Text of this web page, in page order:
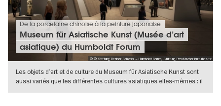
© © Stiftung Berliner Schloss – Humboldt Forum, Stiftung Preußischer Kulturbesitz
De la porcelaine chinoise à la peinture japonaise
Museum für Asiatische Kunst (Musée d’art
asiatique) du Humboldt Forum
Les objets d’art et de culture du Museum für Asiatische Kunst sont
aussi variés que les différentes cultures asiatiques elles-mêmes : il